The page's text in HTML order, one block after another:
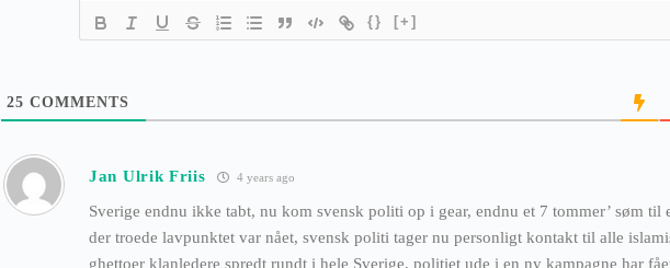
{} [+]
25 COMMENTS
Jan Ulrik Friis 4 years ago
Sverige endnu ikke tabt, nu kom svensk politi op i gear, endnu et 7 tommer’ søm til
der troede lavpunktet var nået, svensk politi tager nu personligt kontakt til alle
ghettoer klanledere spredt rundt i hele Sverige, politiet ude i en ny kampagne har